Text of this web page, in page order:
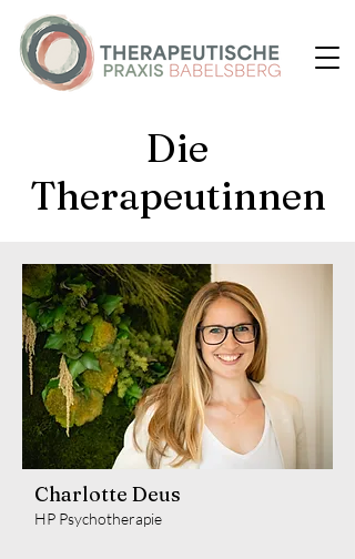
Die
Therapeutinnen
Charlotte Deus
HP Psychotherapie